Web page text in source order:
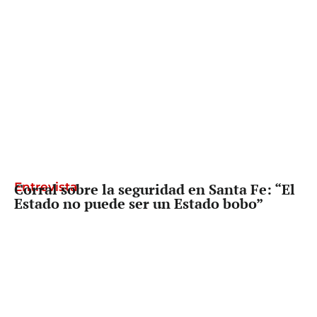
Entrevista
Corral sobre la seguridad en Santa Fe: “El
Estado no puede ser un Estado bobo”